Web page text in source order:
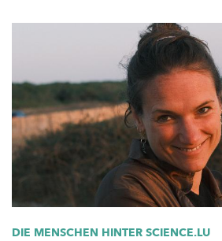
DIE MENSCHEN HINTER SCIENCE.LU